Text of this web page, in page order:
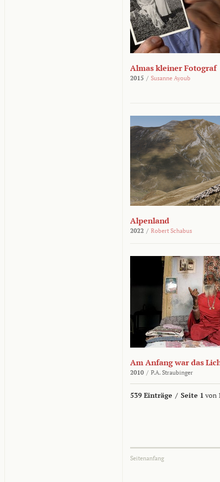
Almas kleiner Fotograf
2015 / Susanne Ayoub
Alpenland
2022 / Robert Schabus
Am Anfang war das
2010 / P.A. Straubinger
539 Einträge / Seite 1 von
Seitenanfang